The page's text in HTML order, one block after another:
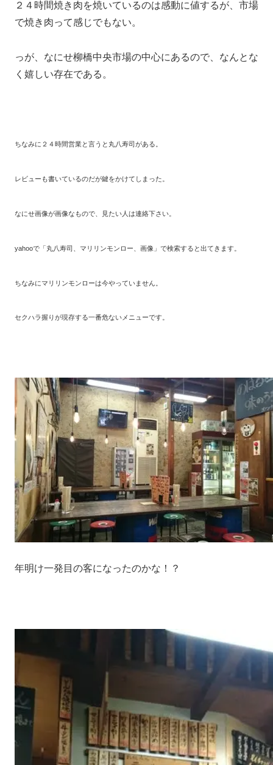
２４時間焼き肉を焼いているのは感動に値するが、市場
で焼き肉って感じでもない。
っが、なにせ柳橋中央市場の中心にあるので、なんとな
く嬉しい存在である。
ちなみに２４時間営業と言うと丸八寿司がある。
レビューも書いているのだが鍵をかけてしまった。
なにせ画像が画像なもので、見たい人は連絡下さい。
yahooで「丸八寿司、マリリンモンロー、画像」で検索すると出てきます。
ちなみにマリリンモンローは今やっていません。
セクハラ握りが現存する一番危ないメニューです。
年明け一発目の客になったのかな！？